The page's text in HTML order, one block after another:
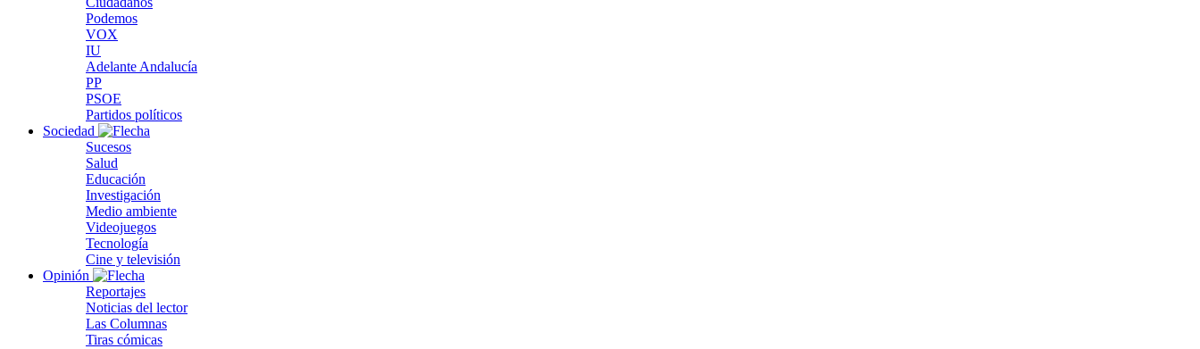
Podemos
VOX
IU
Adelante Andalucía
PP
PSOE
Partidos políticos
Sociedad
Sucesos
Salud
Educación
Investigación
Medio ambiente
Videojuegos
Tecnología
Cine y televisión
Opinión
Reportajes
Noticias del lector
Las Columnas
Tiras cómicas